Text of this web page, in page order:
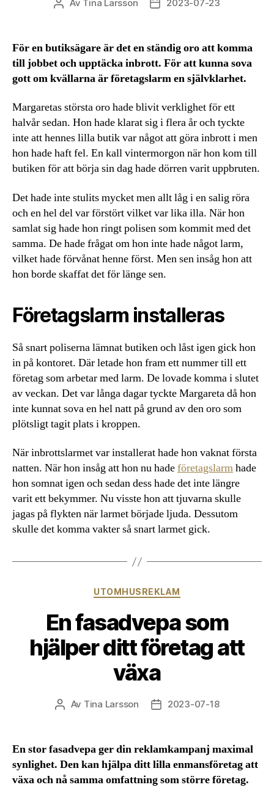
Inläggsförfattare
Av Tina Larsson Inläggsdatum
2023-07-23
För en butiksägare är det en ständig oro att komma
till jobbet och upptäcka inbrott. För att kunna sova
gott om kvällarna är företagslarm en självklarhet.
Margaretas största oro hade blivit verklighet för ett
halvår sedan. Hon hade klarat sig i flera år och tyckte
inte att hennes lilla butik var något att göra inbrott i men
hon hade haft fel. En kall vintermorgon när hon kom till
butiken för att börja sin dag hade dörren varit uppbruten.
Det hade inte stulits mycket men allt låg i en salig röra
och en hel del var förstört vilket var lika illa. När hon
samlat sig hade hon ringt polisen som kommit med det
samma. De hade frågat om hon inte hade något larm,
vilket hade förvånat henne först. Men sen insåg hon att
hon borde skaffat det för länge sen.
Företagslarm installeras
Så snart poliserna lämnat butiken och låst igen gick hon
in på kontoret. Där letade hon fram ett nummer till ett
företag som arbetar med larm. De lovade komma i slutet
av veckan. Det var långa dagar tyckte Margareta då hon
inte kunnat sova en hel natt på grund av den oro som
plötsligt tagit plats i kroppen.
När inbrottslarmet var installerat hade hon vaknat första
natten. När hon insåg att hon nu hadeföretagslarmhade
hon somnat igen och sedan dess hade det inte längre
varit ett bekymmer. Nu visste hon att tjuvarna skulle
jagas på flykten när larmet började ljuda. Dessutom
skulle det komma vakter så snart larmet gick.
Kategorier
UTOMHUSREKLAM
En fasadvepa som
hjälper ditt företag att
växa
Inläggsförfattare
Av Tina Larsson Inläggsdatum
2023-07-18
En stor fasadvepa ger din reklamkampanj maximal
synlighet. Den kan hjälpa ditt lilla enmansföretag att
växa och nå samma omfattning som större företag.